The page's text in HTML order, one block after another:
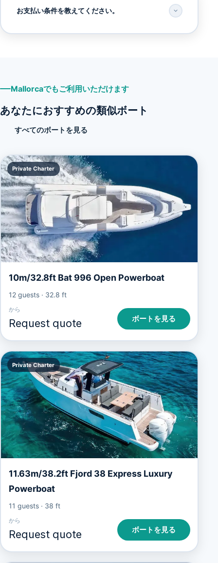
お支払い条件を教えてください。
Mallorcaでもご利用いただけます
あなたにおすすめの類似ボート
すべてのボートを見る
Private Charter
10m/32.8ft Bat 996 Open Powerboat
12 guests· 32.8 ft
から
Request quote ボートを見る
Private Charter
11.63m/38.2ft Fjord 38 Express Luxury
Powerboat
11 guests· 38 ft
から
Request quote ボートを見る